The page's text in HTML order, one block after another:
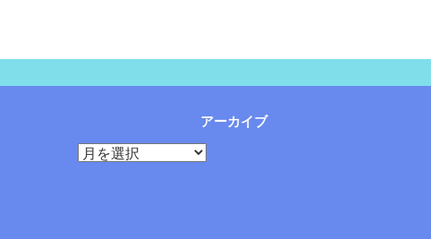
アーカイブ
ア